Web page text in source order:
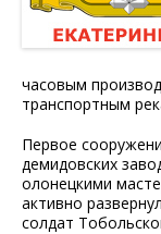
часовым
транспортным
Первое
демидовских
олонецкими
активно
солдат